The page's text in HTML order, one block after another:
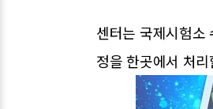
센터는 국제시험소
정을 한곳에서 처